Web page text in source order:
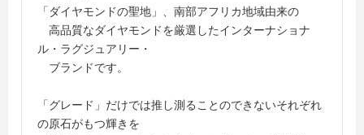
「ダイヤモンドの聖地」、南部アフリカ地域由来の
高品質なダイヤモンドを厳選したインターナショナ
ル・ラグジュアリー・
ブランドです。
「グレード」だけでは推し測ることのできないそれぞれ
の原石がもつ輝きを